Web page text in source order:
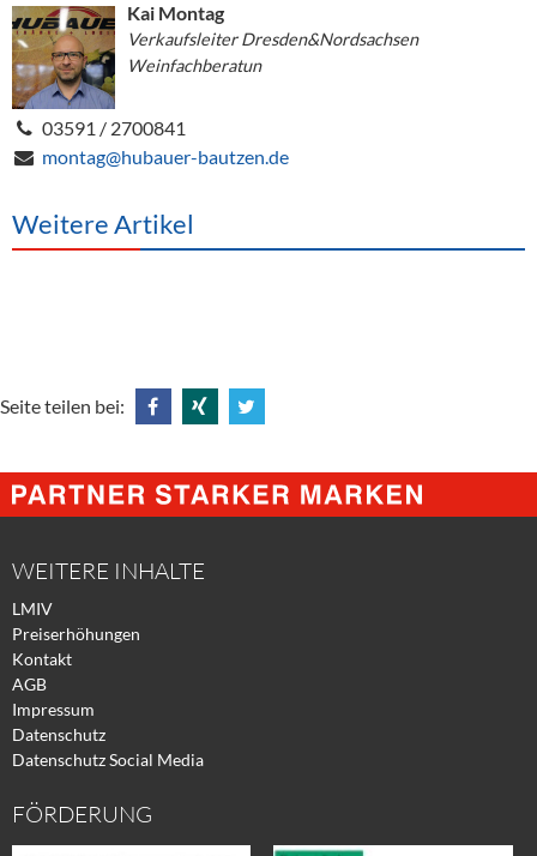
Kai Montag
Verkaufsleiter Dresden&Nordsachsen
Weinfachberatun
03591 / 2700841
montag@hubauer-bautzen.de
Weitere Artikel
Seite teilen bei:
@
Facebook
@
Xing
@
Twitter
WEITERE INHALTE
LMIV
Preiserhöhungen
Kontakt
AGB
Impressum
Datenschutz
Datenschutz Social Media
FÖRDERUNG